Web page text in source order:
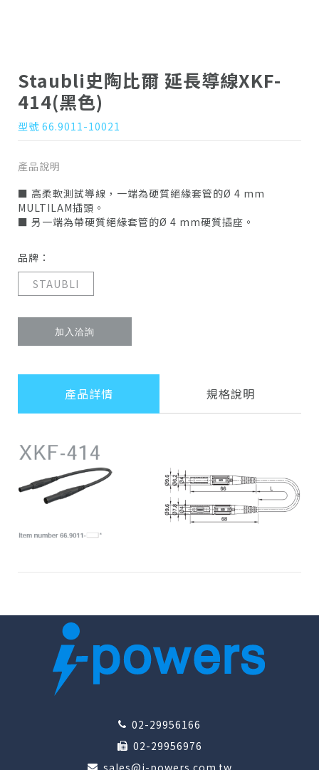
Staubli史陶比爾 延長導線XKF-
414(黑色)
型號 66.9011-10021
產品說明
■ 高柔軟測試導線，一端為硬質絕緣套管的Ø 4 mm
MULTILAM插頭。
■ 另一端為帶硬質絕緣套管的Ø 4 mm硬質插座。
品牌：
STAUBLI
加入洽詢
產品詳情 規格說明
02-29956166
02-29956976
sales@i-powers.com.tw